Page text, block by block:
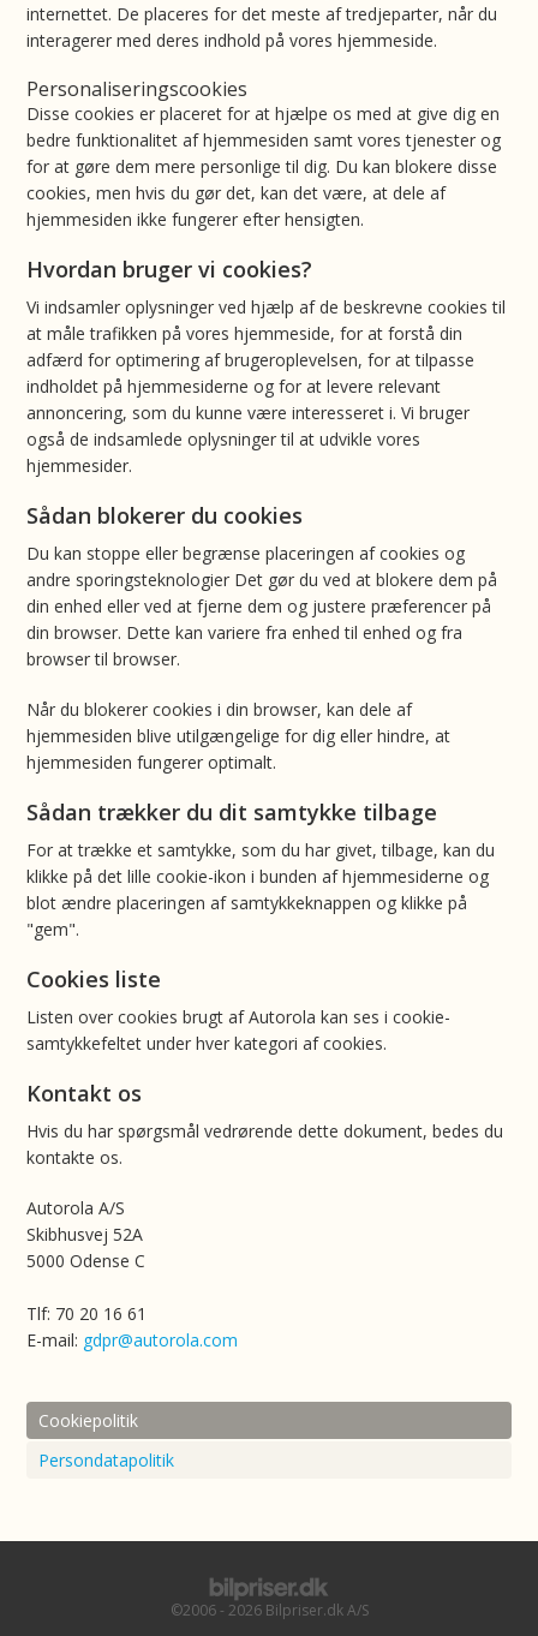
internettet. De placeres for det meste af tredjeparter, når du
interagerer med deres indhold på vores hjemmeside.
Personaliseringscookies
Disse cookies er placeret for at hjælpe os med at give dig en
bedre funktionalitet af hjemmesiden samt vores tjenester og
for at gøre dem mere personlige til dig. Du kan blokere disse
cookies, men hvis du gør det, kan det være, at dele af
hjemmesiden ikke fungerer efter hensigten.
Hvordan bruger vi cookies?
Vi indsamler oplysninger ved hjælp af de beskrevne cookies til
at måle trafikken på vores hjemmeside, for at forstå din
adfærd for optimering af brugeroplevelsen, for at tilpasse
indholdet på hjemmesiderne og for at levere relevant
annoncering, som du kunne være interesseret i. Vi bruger
også de indsamlede oplysninger til at udvikle vores
hjemmesider.
Sådan blokerer du cookies
Du kan stoppe eller begrænse placeringen af cookies og
andre sporingsteknologier Det gør du ved at blokere dem på
din enhed eller ved at fjerne dem og justere præferencer på
din browser. Dette kan variere fra enhed til enhed og fra
browser til browser.
Når du blokerer cookies i din browser, kan dele af
hjemmesiden blive utilgængelige for dig eller hindre, at
hjemmesiden fungerer optimalt.
Sådan trækker du dit samtykke tilbage
For at trække et samtykke, som du har givet, tilbage, kan du
klikke på det lille cookie-ikon i bunden af hjemmesiderne og
blot ændre placeringen af samtykkeknappen og klikke på
"gem".
Cookies liste
Listen over cookies brugt af Autorola kan ses i cookie-
samtykkefeltet under hver kategori af cookies.
Kontakt os
Hvis du har spørgsmål vedrørende dette dokument, bedes du
kontakte os.
Autorola A/S
Skibhusvej 52A
5000 Odense C
Tlf: 70 20 16 61
E-mail: gdpr@autorola.com
Cookiepolitik
Persondatapolitik
©2006 - 2026 Bilpriser.dk A/S